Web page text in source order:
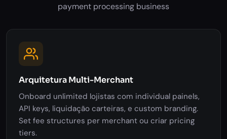
payment processing business
Arquitetura Multi-Merchant
Onboard unlimited lojistas com individual painels,
API keys, liquidação carteiras, e custom branding.
Set fee structures per merchant ou criar pricing
tiers.